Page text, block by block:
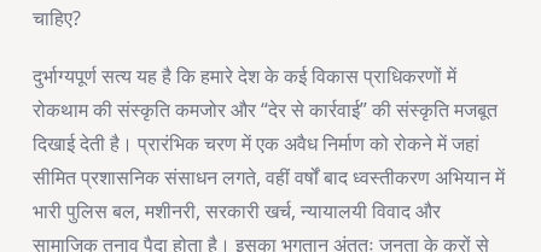
चाहिए?
दुर्भाग्यपूर्ण सत्य यह है कि हमारे देश के कई विकास प्राधिकरणों में
रोकथाम की संस्कृति कमजोर और “देर से कार्रवाई” की संस्कृति मजबूत
दिखाई देती है। प्रारंभिक चरण में एक अवैध निर्माण को रोकने में जहां
सीमित प्रशासनिक संसाधन लगते, वहीं वर्षों बाद ध्वस्तीकरण अभियान में
भारी पुलिस बल, मशीनरी, सरकारी खर्च, न्यायालयी विवाद और
सामाजिक तनाव पैदा होता है। इसका भुगतान अंततः जनता के करों से